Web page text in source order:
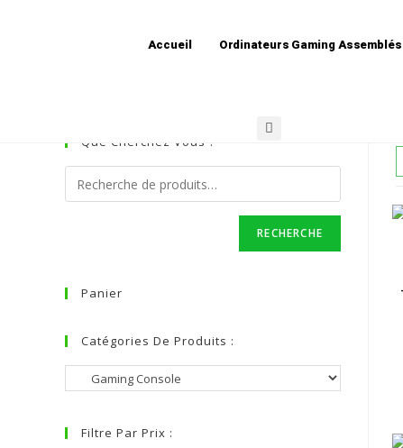
Accueil Ordinateurs Gaming Assemblés
Gaming Console
Que Cherchez Vous ?
RECHERCHE
Panier
Catégories De Produits :
Filtre Par Prix :